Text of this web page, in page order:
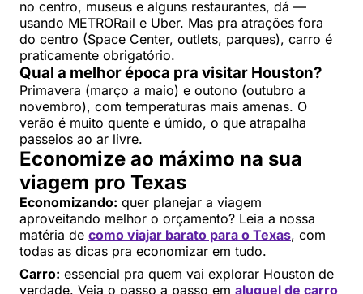
no centro, museus e alguns restaurantes, dá —
usando METRORail e Uber. Mas pra atrações fora
do centro (Space Center, outlets, parques), carro é
praticamente obrigatório.
Qual a melhor época pra visitar Houston?
Primavera (março a maio) e outono (outubro a
novembro), com temperaturas mais amenas. O
verão é muito quente e úmido, o que atrapalha
passeios ao ar livre.
Economize ao máximo na sua
viagem pro Texas
Economizando: quer planejar a viagem
aproveitando melhor o orçamento? Leia a nossa
matéria de como viajar barato para o Texas, com
todas as dicas pra economizar em tudo.
Carro: essencial pra quem vai explorar Houston de
verdade. Veja o passo a passo em aluguel de carro